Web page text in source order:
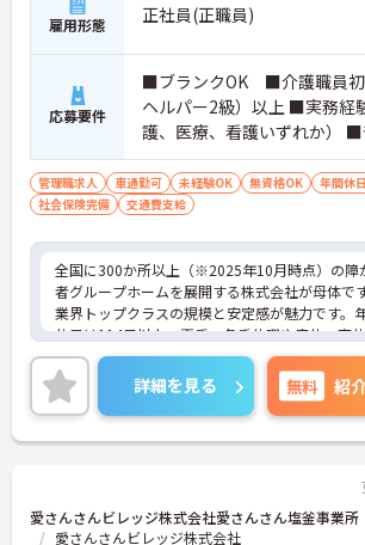
雇用形態 正社員(正職員)
応募要件
■ブランクOK ■介護職員初
ヘルパー2級）以上 ■実務経
護、医療、看護いずれか）
転免許(AT限定可) ※管理業
いた方歓迎
管理職求人 車通勤可 未経験OK 無資格OK
年間休
社会保険完備
交通費支給
全国に300か所以上（※2025年10月時点）の障
者グループホームを展開する株式会社が母体です
業界トップクラスの規模と安定感が魅力です。
休日は114日以上、夏季・冬季休暇や産休・育
度もしっかり整っており、プライベートとの両
可能。これまでのご経験を活かし、新しいキャリ
を築きたい方、ぜひご応募ください。20代から
まで、幅広い年代の方が活躍できる職場です。
味のある方は詳細等をお伝えしますので、お気
詳細を見る 無料 紹
愛さんさんビレッジ株式会社愛さんさん塩釜事業所
愛さんさんビレッジ株式会社